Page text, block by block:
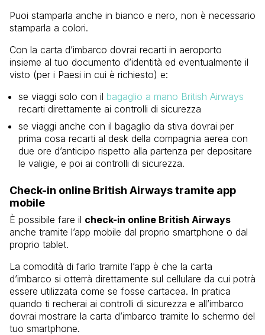
Puoi stamparla anche in bianco e nero, non è necessario
stamparla a colori.
Con la carta d’imbarco dovrai recarti in aeroporto
insieme al tuo documento d’identità ed eventualmente il
visto (per i Paesi in cui è richiesto) e:
se viaggi solo con il bagaglio a mano British Airways
recarti direttamente ai controlli di sicurezza
se viaggi anche con il bagaglio da stiva dovrai per
prima cosa recarti al desk della compagnia aerea con
due ore d’anticipo rispetto alla partenza per depositare
le valigie, e poi ai controlli di sicurezza.
Check-in online British Airways tramite app
mobile
È possibile fare il check-in online British Airways
anche tramite l’app mobile dal proprio smartphone o dal
proprio tablet.
La comodità di farlo tramite l’app è che la carta
d’imbarco si otterrà direttamente sul cellulare da cui potrà
essere utilizzata come se fosse cartacea. In pratica
quando ti recherai ai controlli di sicurezza e all’imbarco
dovrai mostrare la carta d’imbarco tramite lo schermo del
tuo smartphone.